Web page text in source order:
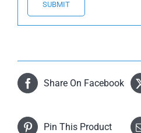
Share On Facebook
Pin This Product